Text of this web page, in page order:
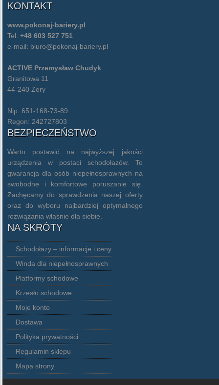
KONTAKT
www.pokonaj-bariery.pl
Tel: +48 603 527 751
e-mail: biuro@pokonaj-bariery.pl
ACTIVE Przemysław Chudyk
Granitowa 11
44-240 Żory
Nip: 651-168-73-89
Regon: 242727803
BEZPIECZEŃSTWO
Warto postawić na najwyższej jakości
urządzenia w postaci schodołazów. To
gwarancja dla osób niepełnosprawnych na
swobodne i komfortowe poruszanie się.
Zachęcamy do sprawdzenia naszej oferty
oraz do wyboru najbardziej optymalnego
rozwiązania właśnie dla siebie.
NA SKRÓTY
Schodołazy – informacje i ceny
Winda dla niepełnosprawnych
Platformy schodowe
Krzesło schodowe
Moje konto
Dostawa
Polityka prywatności
Regulamin sklepu
Mapa strony